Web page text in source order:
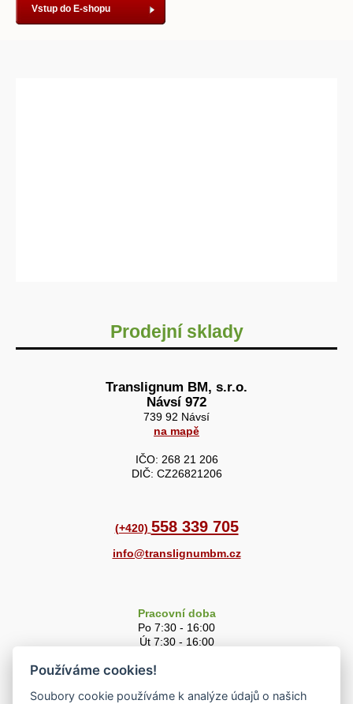
Vstup do E-shopu
Prodejní sklady
Translignum BM, s.r.o.
Návsí 972
739 92 Návsí
na mapě
IČO: 268 21 206
DIČ: CZ26821206
(+420) 558 339 705
info@translignumbm.cz
Pracovní doba
Po 7:30 - 16:00
Út 7:30 - 16:00
Čt 7:30 - 16:00
So 8:00 - 11:00
Používáme cookies!
Soubory cookie používáme k analýze údajů o našich